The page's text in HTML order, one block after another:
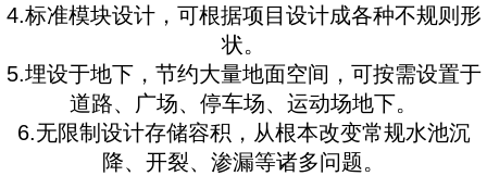
4.标准模块设计，可根据项目设计成各种不规则形
状。
5.埋设于地下，节约大量地面空间，可按需设置于
道路、广场、停车场、运动场地下。
6.无限制设计存储容积，从根本改变常规水池沉
降、开裂、渗漏等诸多问题。